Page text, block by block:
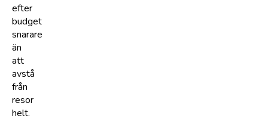
efter
budget
snarare
än
att
avstå
från
resor
helt.